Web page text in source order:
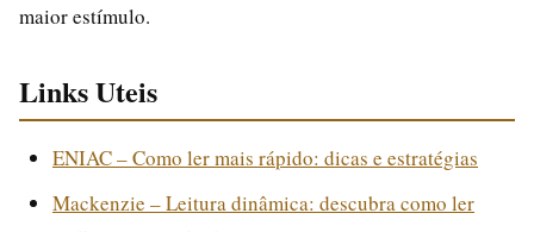
maior estímulo.
Links Uteis
ENIAC – Como ler mais rápido: dicas e estratégias
Mackenzie – Leitura dinâmica: descubra como ler